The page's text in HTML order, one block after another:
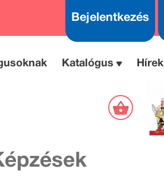
Bejelentkezés
Katalógus Hírek